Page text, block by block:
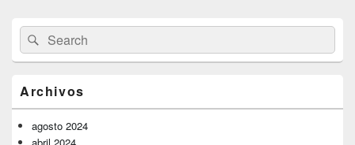
área
de
widget
lateral
primaria
Buscar
por:
Buscar
Archivos
agosto 2024